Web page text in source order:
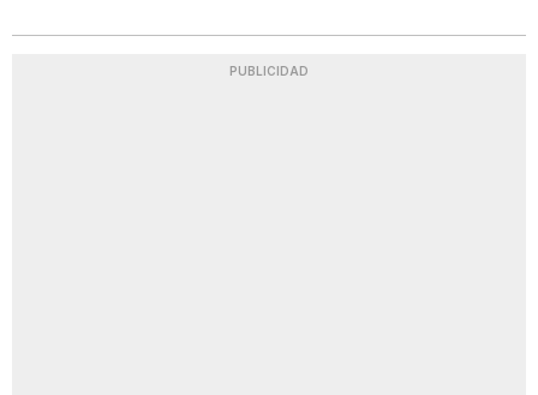
PUBLICIDAD